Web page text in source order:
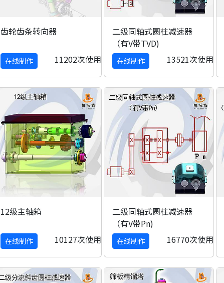
齿轮齿条转向器
在线制作 11202次使用
二级同轴式圆柱减速器
（有V带TVD)
在线制作 13521次使用
12级主轴箱
在线制作 10127次使用
二级同轴式圆柱减速器
（有V带Pn)
在线制作 16770次使用